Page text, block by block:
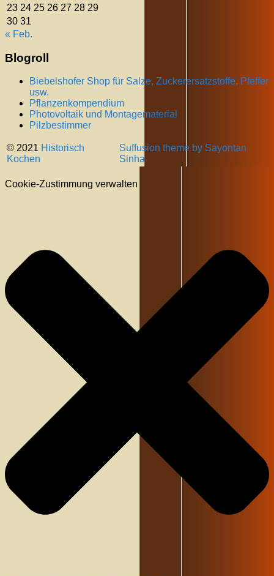
23 24 25 26 27 28 29
30 31
« Feb.
Blogroll
Biebelshofer Shop für Salze, Zuckerersatzstoffe, Pfeffer
usw.
Pflanzenkompendium
Photovoltaik und Montagematerial
Pilzbestimmer
© 2021 Historisch
Kochen
Suffusion theme by Sayontan
Sinha
Cookie-Zustimmung verwalten